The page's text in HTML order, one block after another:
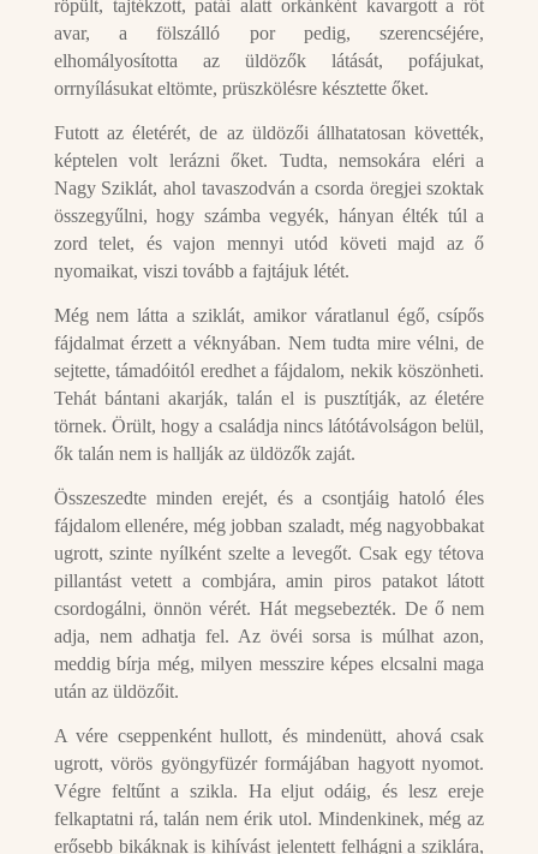
röpült, tajtékzott, patái alatt orkánként kavargott a rőt
avar, a fölszálló por pedig, szerencséjére,
elhomályosította az üldözők látását, pofájukat,
orrnyílásukat eltömte, prüszkölésre késztette őket.
Futott az életérét, de az üldözői állhatatosan követték,
képtelen volt lerázni őket. Tudta, nemsokára eléri a
Nagy Sziklát, ahol tavaszodván a csorda öregjei szoktak
összegyűlni, hogy számba vegyék, hányan élték túl a
zord telet, és vajon mennyi utód követi majd az ő
nyomaikat, viszi tovább a fajtájuk létét.
Még nem látta a sziklát, amikor váratlanul égő, csípős
fájdalmat érzett a véknyában. Nem tudta mire vélni, de
sejtette, támadóitól eredhet a fájdalom, nekik köszönheti.
Tehát bántani akarják, talán el is pusztítják, az életére
törnek. Örült, hogy a családja nincs látótávolságon belül,
ők talán nem is hallják az üldözők zaját.
Összeszedte minden erejét, és a csontjáig hatoló éles
fájdalom ellenére, még jobban szaladt, még nagyobbakat
ugrott, szinte nyílként szelte a levegőt. Csak egy tétova
pillantást vetett a combjára, amin piros patakot látott
csordogálni, önnön vérét. Hát megsebezték. De ő nem
adja, nem adhatja fel. Az övéi sorsa is múlhat azon,
meddig bírja még, milyen messzire képes elcsalni maga
után az üldözőit.
A vére cseppenként hullott, és mindenütt, ahová csak
ugrott, vörös gyöngyfüzér formájában hagyott nyomot.
Végre feltűnt a szikla. Ha eljut odáig, és lesz ereje
felkaptatni rá, talán nem érik utol. Mindenkinek, még az
erősebb bikáknak is kihívást jelentett felhágni a sziklára,